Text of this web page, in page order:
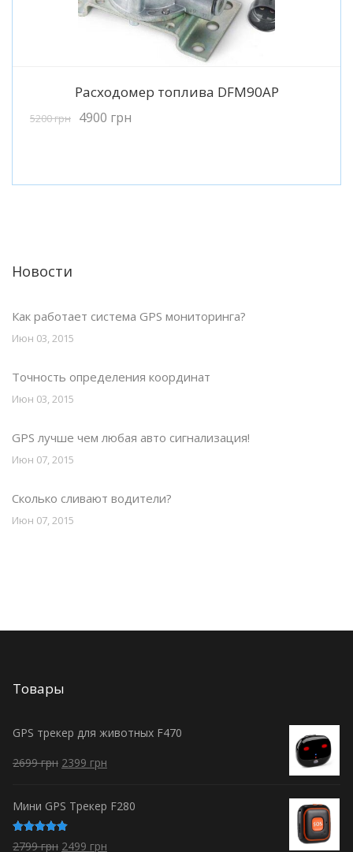
Подробнее
Расходомер топлива DFM90AP
5200грн 4900 грн
Новости
Как работает система GPS мониторинга?
Июн 03, 2015
Точность определения координат
Июн 03, 2015
GPS лучше чем любая авто сигнализация!
Июн 07, 2015
Сколько сливают водители?
Июн 07, 2015
Товары
GPS трекер для животных F470
2699грн 2399 грн
Мини GPS Трекер F280
Оценка
2799грн 2499 грн